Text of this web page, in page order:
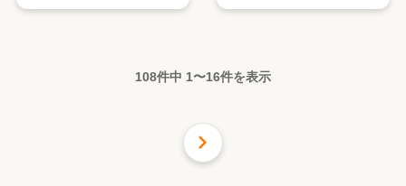
108件中 1〜16件を表示